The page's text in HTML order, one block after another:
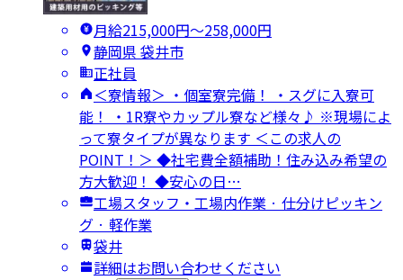
月給215,000円〜258,000円
静岡県 袋井市
正社員
＜寮情報＞ ・個室寮完備！ ・スグに入寮可
能！ ・1R寮やカップル寮など様々♪ ※現場によ
って寮タイプが異なります ＜この求人の
POINT！＞ ◆社宅費全額補助！住み込み希望の
方大歓迎！ ◆安心の日…
工場スタッフ・工場内作業 · 仕分けピッキン
グ · 軽作業
袋井
詳細はお問い合わせください